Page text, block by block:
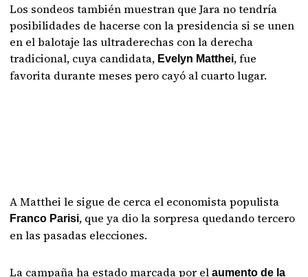
Los sondeos también muestran que Jara no tendría
posibilidades de hacerse con la presidencia si se unen
en el balotaje las ultraderechas con la derecha
tradicional, cuya candidata, Evelyn Matthei, fue
favorita durante meses pero cayó al cuarto lugar.
A Matthei le sigue de cerca el economista populista
Franco Parisi, que ya dio la sorpresa quedando tercero
en las pasadas elecciones.
La campaña ha estado marcada por el aumento de la